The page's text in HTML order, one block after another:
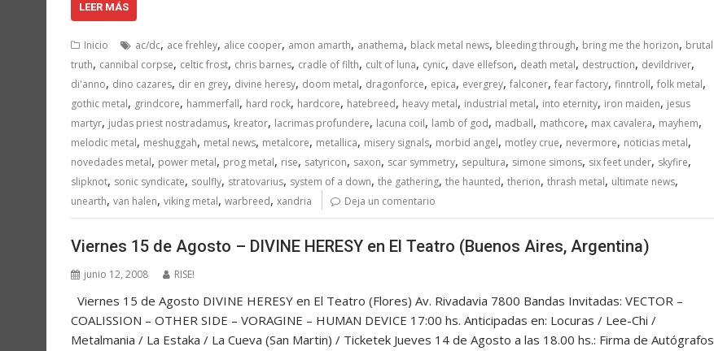
LEER MÁS
Inicio ac/dc, ace frehley, alice cooper, amon amarth, anathema, black metal news, bleeding through, bring me the horizon, brutal
truth, cannibal corpse, celtic frost, chris barnes, cradle of filth, cult of luna, cynic, dave ellefson, death metal, destruction, devildriver,
di'anno, dino cazares, dir en grey, divine heresy, doom metal, dragonforce, epica, evergrey, falconer, fear factory, finntroll, folk metal,
gothic metal, grindcore, hammerfall, hard rock, hardcore, hatebreed, heavy metal, industrial metal, into eternity, iron maiden, jesus
martyr, judas priest nostradamus, kreator, lacrimas profundere, lacuna coil, lamb of god, madball, mathcore, max cavalera, mayhem,
melodic metal, meshuggah, metal news, metalcore, metallica, misery signals, morbid angel, motley crue, nevermore, noticias metal,
novedades metal, power metal, prog metal, rise, satyricon, saxon, scar symmetry, sepultura, simone simons, six feet under, skyfire,
slipknot, sonic syndicate, soulfly, stratovarius, system of a down, the gathering, the haunted, therion, thrash metal, ultimate news,
unearth, van halen, viking metal, warbreed, xandria Deja un comentario
Viernes 15 de Agosto – DIVINE HERESY en El Teatro (Buenos Aires, Argentina)
junio 12, 2008 RISE!
Viernes 15 de Agosto DIVINE HERESY en El Teatro (Flores) Av. Rivadavia 7800 Bandas Invitadas: VECTOR –
COALISSION – OTHER SIDE – VORAGINE – HUMAN DEVICE 17:00 hs. Anticipadas en: Locuras / Lee-Chi /
Metalmania / La Estaka / La Cueva (San Martin) / Ticketek Jueves 14 de Agosto a las 18.00 hs.: Firma de Autógrafos